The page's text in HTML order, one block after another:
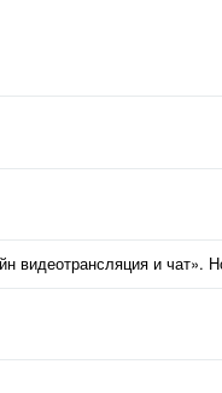
видеотрансляция и чат».